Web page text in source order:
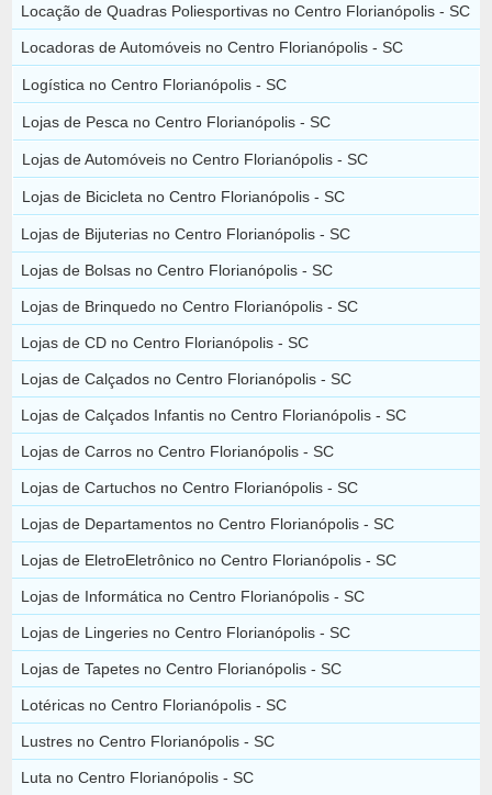
Locação de Quadras Poliesportivas no Centro Florianópolis - SC
Locadoras de Automóveis no Centro Florianópolis - SC
Logística no Centro Florianópolis - SC
Lojas de Pesca no Centro Florianópolis - SC
Lojas de Automóveis no Centro Florianópolis - SC
Lojas de Bicicleta no Centro Florianópolis - SC
Lojas de Bijuterias no Centro Florianópolis - SC
Lojas de Bolsas no Centro Florianópolis - SC
Lojas de Brinquedo no Centro Florianópolis - SC
Lojas de CD no Centro Florianópolis - SC
Lojas de Calçados no Centro Florianópolis - SC
Lojas de Calçados Infantis no Centro Florianópolis - SC
Lojas de Carros no Centro Florianópolis - SC
Lojas de Cartuchos no Centro Florianópolis - SC
Lojas de Departamentos no Centro Florianópolis - SC
Lojas de EletroEletrônico no Centro Florianópolis - SC
Lojas de Informática no Centro Florianópolis - SC
Lojas de Lingeries no Centro Florianópolis - SC
Lojas de Tapetes no Centro Florianópolis - SC
Lotéricas no Centro Florianópolis - SC
Lustres no Centro Florianópolis - SC
Luta no Centro Florianópolis - SC